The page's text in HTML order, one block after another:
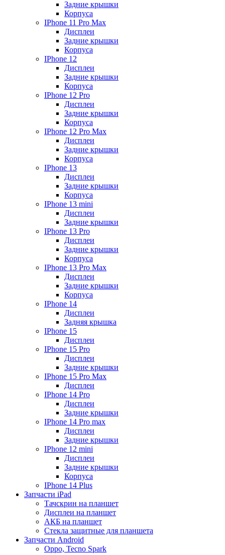
Задние крышки
Корпуса
IPhone 11 Pro Max
Дисплеи
Задние крышки
Корпуса
IPhone 12
Дисплеи
Задние крышки
Корпуса
IPhone 12 Pro
Дисплеи
Задние крышки
Корпуса
IPhone 12 Pro Max
Дисплеи
Задние крышки
Корпуса
IPhone 13
Дисплеи
Задние крышки
Корпуса
IPhone 13 mini
Дисплеи
Задние крышки
IPhone 13 Pro
Дисплеи
Задние крышки
Корпуса
IPhone 13 Pro Max
Дисплеи
Задние крышки
Корпуса
IPhone 14
Дисплеи
Задняя крышка
IPhone 15
Дисплеи
IPhone 15 Pro
Дисплеи
Задние крышки
IPhone 15 Pro Max
Дисплеи
IPhone 14 Pro
Дисплеи
Задние крышки
IPhone 14 Pro max
Дисплеи
Задние крышки
IPhone 12 mini
Дисплеи
Задние крышки
Корпуса
IPhone 14 Plus
Запчасти iPad
Тачскрин на планшет
Дисплеи на планшет
АКБ на планшет
Стекла защитные для планшета
Запчасти Android
Oppo, Tecno Spark